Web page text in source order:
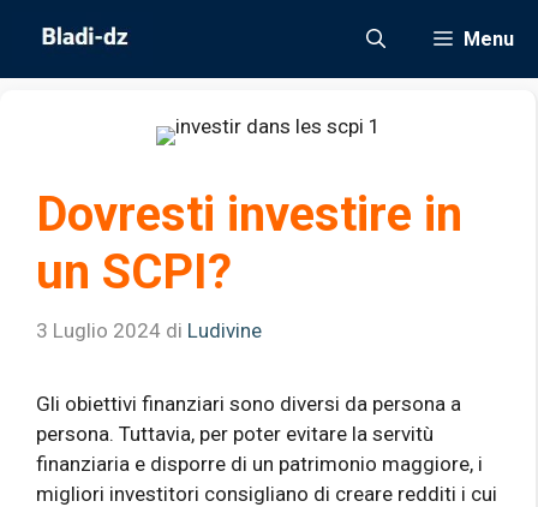
contenuto
Menu
Dovresti investire in
un SCPI?
3 Luglio 2024 di Ludivine
Gli obiettivi finanziari sono diversi da persona a
persona. Tuttavia, per poter evitare la servitù
finanziaria e disporre di un patrimonio maggiore, i
migliori investitori consigliano di creare redditi i cui